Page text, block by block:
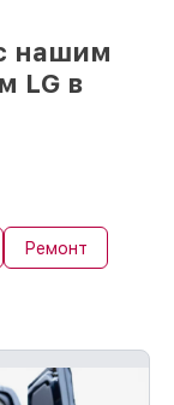
нашим
LG в
Ремонт